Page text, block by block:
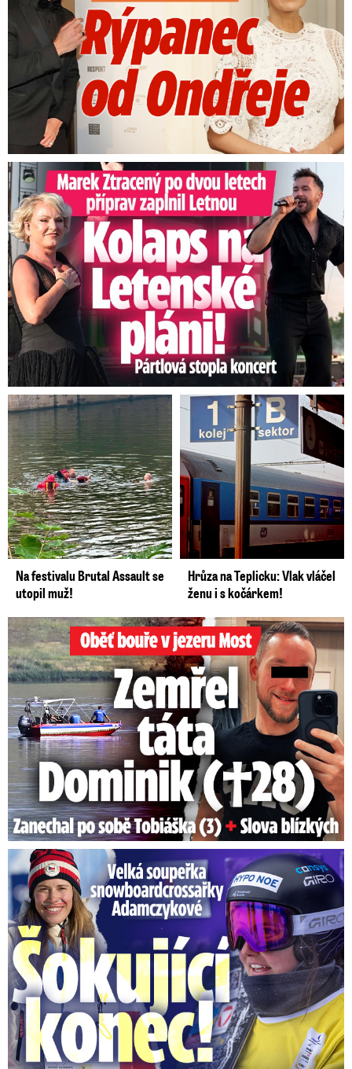
Marek Ztracený na Letné: Pártlová stopla koncert
Na festivalu Brutal Assault se
utopil muž!
Hrůza na Teplicku: Vlak vláčel
ženu i s kočárkem!
Oběť bouře v jezeru Most: Zemřel táta Dominik (†28)
Velká soupeřka Adamczykové: Šokující konec!